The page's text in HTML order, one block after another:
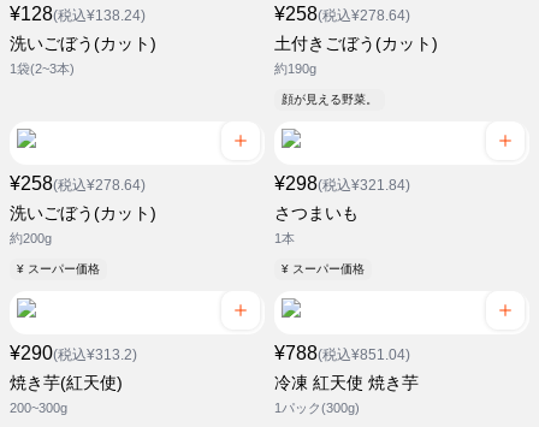
¥128(税込¥138.24)
洗いごぼう(カット)
1袋(2~3本)
¥258(税込¥278.64)
土付きごぼう(カット)
約190g
顔が見える野菜。
¥258(税込¥278.64)
洗いごぼう(カット)
約200g
¥ スーパー価格
¥298(税込¥321.84)
さつまいも
1本
¥ スーパー価格
¥290(税込¥313.2)
焼き芋(紅天使)
200~300g
¥788(税込¥851.04)
冷凍 紅天使 焼き芋
1パック(300g)